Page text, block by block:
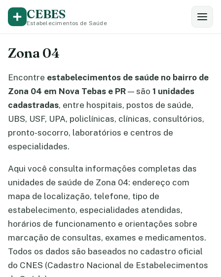
CEBES
Estabelecimentos de Saúde
Zona 04
Encontre estabelecimentos de saúde no bairro de
Zona 04 em Nova Tebas e PR — são 1 unidades
cadastradas, entre hospitais, postos de saúde,
UBS, USF, UPA, policlínicas, clínicas, consultórios,
pronto-socorro, laboratórios e centros de
especialidades.
Aqui você consulta informações completas das
unidades de saúde de Zona 04: endereço com
mapa de localização, telefone, tipo de
estabelecimento, especialidades atendidas,
horários de funcionamento e orientações sobre
marcação de consultas, exames e medicamentos.
Todos os dados são baseados no cadastro oficial
do CNES (Cadastro Nacional de Estabelecimentos